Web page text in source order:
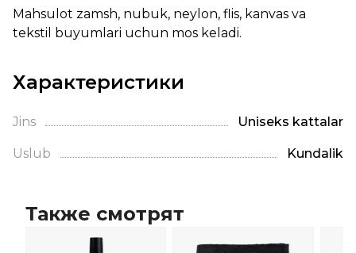
Mahsulot zamsh, nubuk, neylon, flis, kanvas va
tekstil buyumlari uchun mos keladi.
Характеристики
Jins Uniseks kattalar
Uslub Kundalik
Также смотрят